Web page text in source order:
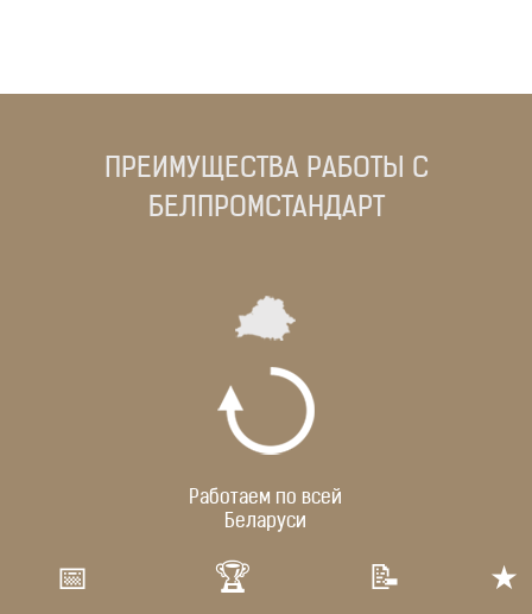
ПРЕИМУЩЕСТВА РАБОТЫ С
БЕЛПРОМСТАНДАРТ
Работаем по всей
Беларуси
📅 🏆 📝 ★